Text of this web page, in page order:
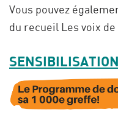
Vous pouvez
du recueil Les voix de
SENSIBILISATION